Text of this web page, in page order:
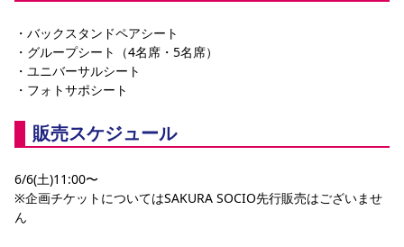
・バックスタンドペアシート
・グループシート（4名席・5名席）
・ユニバーサルシート
・フォトサポシート
販売スケジュール
6/6(土)11:00〜
※企画チケットについてはSAKURA SOCIO先行販売はございませ
ん